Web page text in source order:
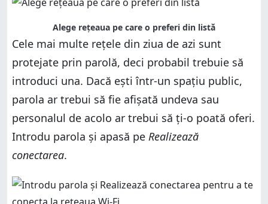
Alege rețeaua pe care o preferi din listă
Cele mai multe rețele din ziua de azi sunt
protejate prin parolă, deci probabil trebuie să
introduci una. Dacă ești într-un spațiu public,
parola ar trebui să fie afișată undeva sau
personalul de acolo ar trebui să ți-o poată oferi.
Introdu parola și apasă pe Realizează
conectarea.